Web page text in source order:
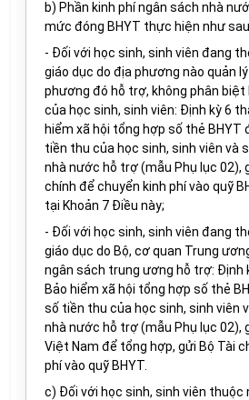
b) Phần kinh phí ngân sách nhà
mức đóng BHYT thực hiện như
- Đối với học sinh, sinh viên đang
giáo dục do địa phương nào quản
phương đó hỗ trợ, không phân
của học sinh, sinh viên: Định kỳ 6
hiểm xã hội tổng hợp số thẻ BHYT
tiền thu của học sinh, sinh viên và
nhà nước hỗ trợ (mẫu Phụ lục 02),
chính để chuyển kinh phí vào quỹ
tại Khoản 7 Điều này;
- Đối với học sinh, sinh viên đang
giáo dục do Bộ, cơ quan Trung
ngân sách trung ương hỗ trợ: Định
Bảo hiểm xã hội tổng hợp số thẻ
số tiền thu của học sinh, sinh viên
nhà nước hỗ trợ (mẫu Phụ lục 02),
Việt Nam để tổng hợp, gửi Bộ Tài
phí vào quỹ BHYT.
c) Đối với học sinh, sinh viên thuộc